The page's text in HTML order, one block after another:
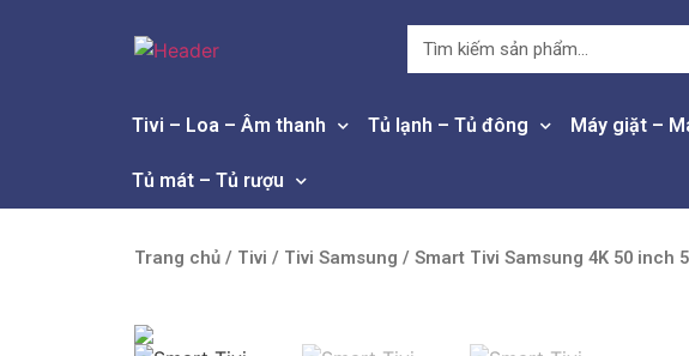
Tivi – Loa – Âm thanh Tủ lạnh – Tủ đông Máy giặt –
Tủ mát – Tủ rượu
Trang chủ / Tivi / Tivi Samsung / Smart Tivi Samsung 4K 50 inch